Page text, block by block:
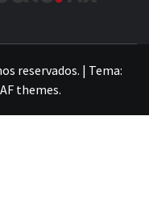
reservados. | Tema:
AF themes.